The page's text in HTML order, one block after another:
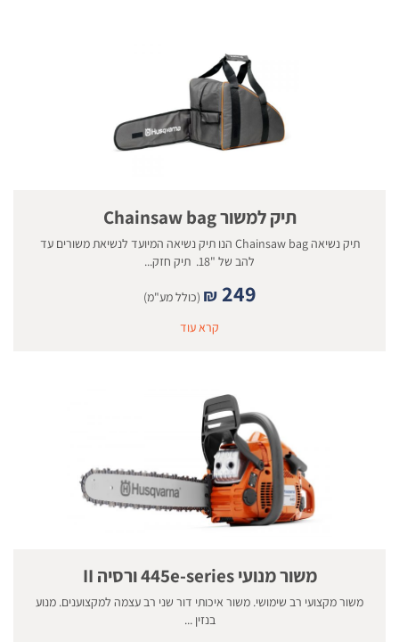
תיק למשור Chainsaw bag
תיק נשיאה Chainsaw bag הנו תיק נשיאה המיועד לנשיאת משורים עד
להב של "18. תיק חזק...
₪ 249
(כולל מע"מ)
קרא עוד
משור מנועי 445e-series ורסיה II
משור מקצועי רב שימושי. משור איכותי דור שני רב עצמה למקצוענים. מנוע
בנזין ...